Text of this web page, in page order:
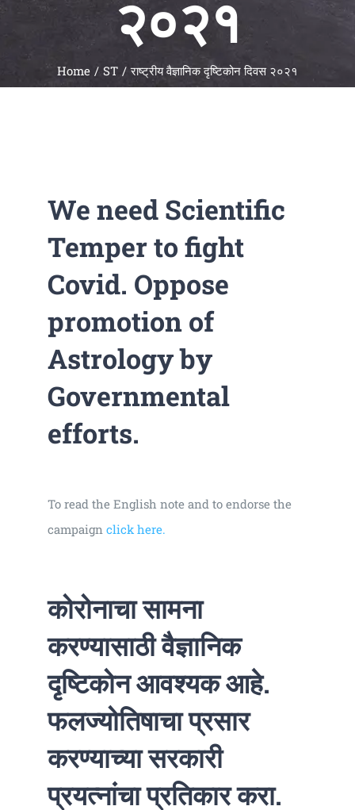
२०२१
Home ST राष्ट्रीय वैज्ञानिक दृष्टिकोन दिवस २०२१
We need Scientific
Temper to fight
Covid. Oppose
promotion of
Astrology by
Governmental
efforts.
To read the English note and to endorse the
campaign click here.
कोरोनाचा सामना
करण्यासाठी वैज्ञानिक
दृष्टिकोन आवश्यक आहे.
फलज्योतिषाचा प्रसार
करण्याच्या सरकारी
प्रयत्नांचा प्रतिकार करा.